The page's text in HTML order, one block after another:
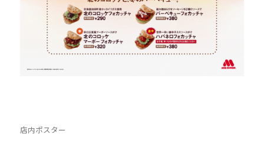
店内ポスター